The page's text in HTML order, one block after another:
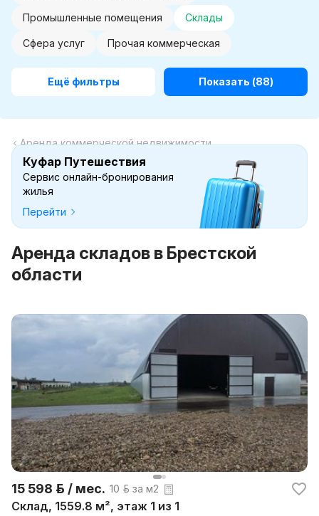
Промышленные помещения Склады
Сфера услуг Прочая коммерческая
Ещё фильтры Показать (88)
Аренда коммерческой недвижимости
Куфар Путешествия
Сервис онлайн-бронирования
жилья
Перейти
Аренда складов в Брестской
области
15 598 р. / мес. 10 р. за м2
Склад, 1559.8 м², этаж 1 из 1